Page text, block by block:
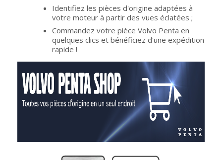
Identifiez les pièces d'origine adaptées à
votre moteur à partir des vues éclatées ;
Commandez votre pièce Volvo Penta en
quelques clics et bénéficiez d'une expédition
rapide !